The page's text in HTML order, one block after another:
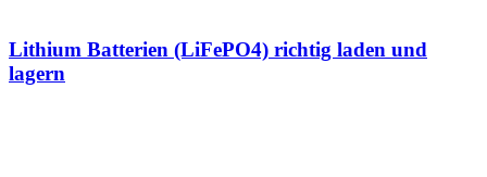
Lithium Batterien (LiFePO4) richtig laden und
lagern